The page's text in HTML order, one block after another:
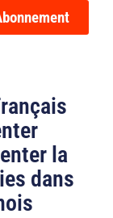
la
dans